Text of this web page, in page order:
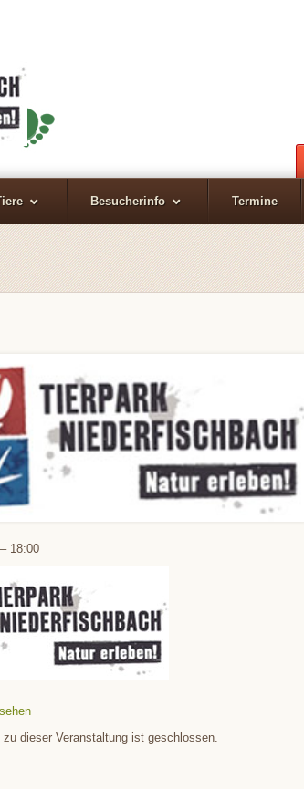
Besucherinfo Termine
– 18:00
dieser Veranstaltung ist geschlossen.